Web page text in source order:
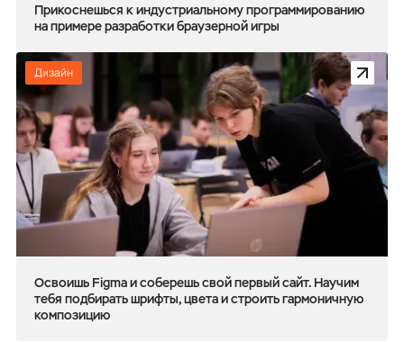
Прикоснешься к индустриальному программированию
на примере разработки браузерной игры
Дизайн
Освоишь Figma и соберешь свой первый сайт. Научим
тебя подбирать шрифты, цвета и строить гармоничную
композицию